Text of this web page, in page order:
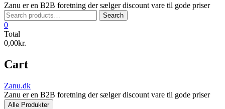
Zanu er en B2B foretning der sælger discount vare til gode priser
Search
for:
Search
0
Total
0,00kr.
Cart
Zanu.dk
Zanu er en B2B foretning der sælger discount vare til gode priser
Alle Produkter